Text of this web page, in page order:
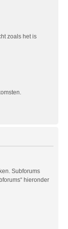
zoals het is
Subforums
hieronder